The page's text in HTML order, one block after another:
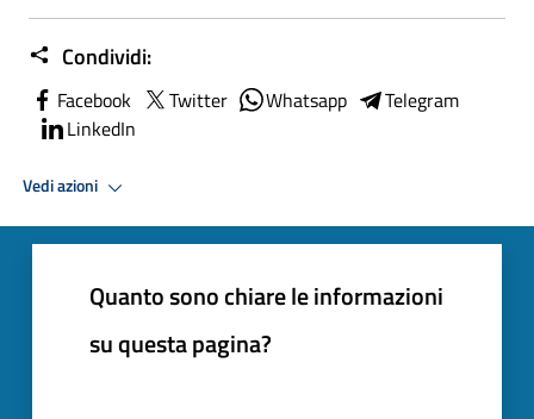
Condividi:
Facebook Twitter Whatsapp
Telegram
LinkedIn
Vedi azioni
Quanto sono chiare le informazioni
su questa pagina?